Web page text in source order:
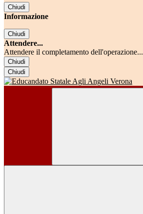
Chiudi
Informazione
Chiudi
Attendere...
Attendere il completamento dell'operazione...
Chiudi
Chiudi